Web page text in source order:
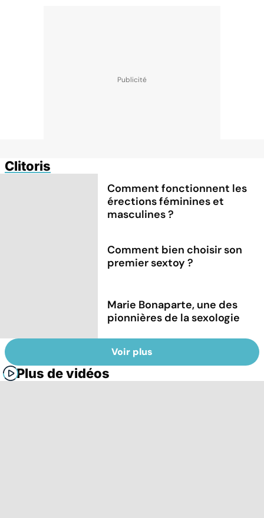
Clitoris
Comment fonctionnent les
érections féminines et
masculines ?
Comment bien choisir son
premier sextoy ?
Marie Bonaparte, une des
pionnières de la sexologie
Voir plus
Plus de vidéos